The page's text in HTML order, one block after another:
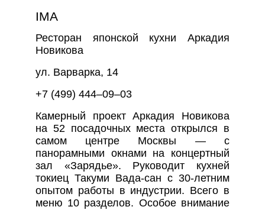
IMA
Ресторан японской кухни Аркадия
Новикова
ул. Варварка, 14
+7 (499) 444–09–03
Камерный проект Аркадия Новикова
на 52 посадочных места открылся в
самом центре Москвы — с
панорамными окнами на концертный
зал «Зарядье». Руководит кухней
токиец Такуми Вада-сан с 30-летним
опытом работы в индустрии. Всего в
меню 10 разделов. Особое внимание